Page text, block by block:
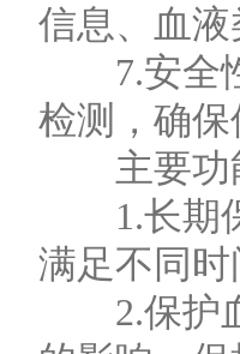
信息、血
7.安全性
检测，确
主要功
1.长期保
满足不同
2.保护血